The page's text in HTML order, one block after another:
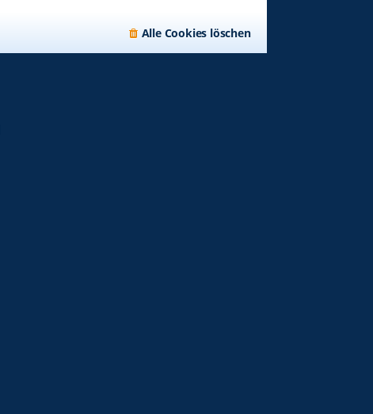
Alle Cookies löschen